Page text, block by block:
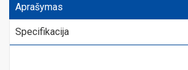
Aprašymas
Specifikacija